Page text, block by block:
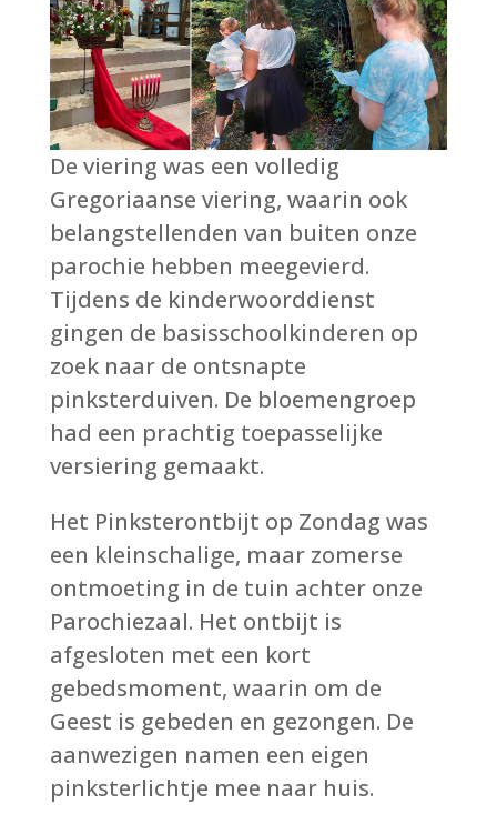
De viering was een volledig
Gregoriaanse viering, waarin ook
belangstellenden van buiten onze
parochie hebben meegevierd.
Tijdens de kinderwoorddienst
gingen de basisschoolkinderen op
zoek naar de ontsnapte
pinksterduiven. De bloemengroep
had een prachtig toepasselijke
versiering gemaakt.
Het Pinksterontbijt op Zondag was
een kleinschalige, maar zomerse
ontmoeting in de tuin achter onze
Parochiezaal. Het ontbijt is
afgesloten met een kort
gebedsmoment, waarin om de
Geest is gebeden en gezongen. De
aanwezigen namen een eigen
pinksterlichtje mee naar huis.